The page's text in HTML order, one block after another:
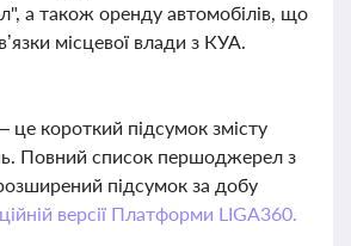
а також оренду автомобілів, що
місцевої влади з КУА.
короткий підсумок змісту
Повний список першоджерел з
підсумок за добу
версії Платформи LIGA360.